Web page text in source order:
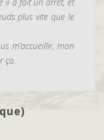
plus vite que le
m’accueillir, mon
ça.